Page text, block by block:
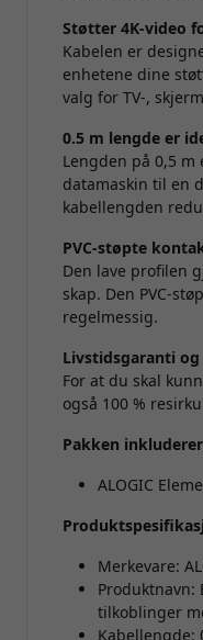
Støtter 4K-video
Kabelen er
enhetene dine
valg for TV-,
0.5 m lengde er
Lengden på 0,5
datamaskin til en
kabellengden
PVC-støpte
Den lave profilen
skap. Den PVC-
regelmessig.
Livstidsgaranti
For at du skal
også 100 %
Pakken
ALOGIC
Merkevare:
Produktnavn:
tilkoblinger
Kabellengde: